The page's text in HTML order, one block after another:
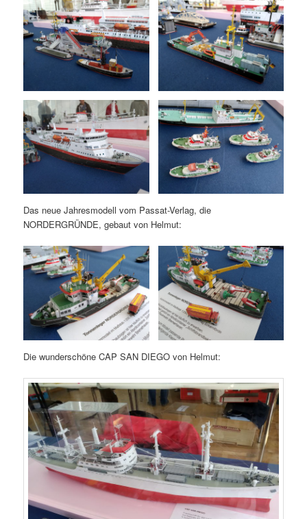
Das neue Jahresmodell vom Passat-Verlag, die
NORDERGRÜNDE, gebaut von Helmut:
Die wunderschöne CAP SAN DIEGO von Helmut: